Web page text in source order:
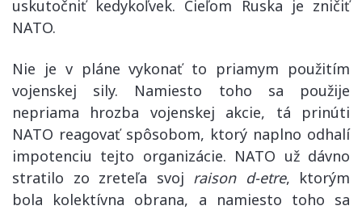
uskutočniť kedykoľvek. Cieľom Ruska je zničiť
NATO.
Nie je v pláne vykonať to priamym použitím
vojenskej sily. Namiesto toho sa použije
nepriama hrozba vojenskej akcie, tá prinúti
NATO reagovať spôsobom, ktorý naplno odhalí
impotenciu tejto organizácie. NATO už dávno
stratilo zo zreteľa svoj raison d-etre, ktorým
bola kolektívna obrana, a namiesto toho sa